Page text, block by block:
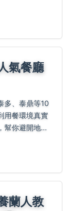
氣餐廳
多、泰鼎等10
用餐環境真實
幫你避開地
蘭人教